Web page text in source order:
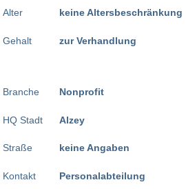
Alter
Gehalt
keine Altersbeschränkung
zur Verhandlung
Branche
HQ Stadt
Straße
Kontakt
Nonprofit
Alzey
keine Angaben
Personalabteilung